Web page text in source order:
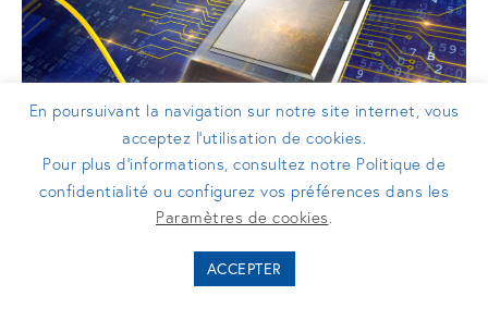
COMMUNIQUÉS DE PRESSE
Scintil Photonics lève 4 millions
d’euros lors d’un premier tour de
En poursuivant la navigation sur notre site internet, vous
acceptez l’utilisation de cookies.
Pour plus d’informations, consultez notre Politique de
confidentialité ou configurez vos préférences dans les
Paramètres de cookies.
ACCEPTER